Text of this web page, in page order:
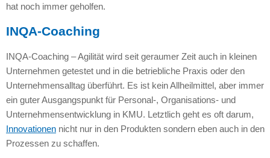
hat noch immer geholfen.
INQA-Coaching
INQA-Coaching – Agilität wird seit geraumer Zeit auch in kleinen
Unternehmen getestet und in die betriebliche Praxis oder den
Unternehmensalltag überführt. Es ist kein Allheilmittel, aber immer
ein guter Ausgangspunkt für Personal-, Organisations- und
Unternehmensentwicklung in KMU. Letztlich geht es oft darum,
Innovationennicht nur in den Produkten sondern eben auch in den
Prozessen zu schaffen.